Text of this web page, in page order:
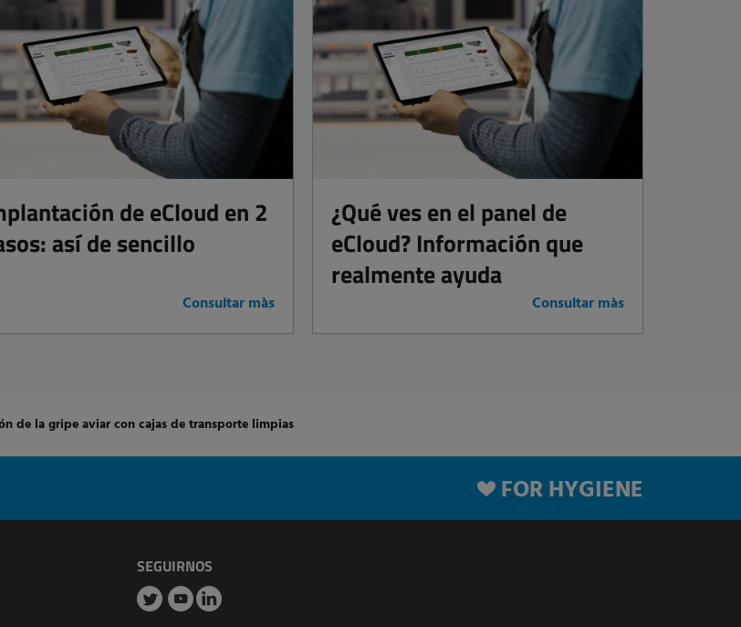
de eCloud en 2
así de sencillo
Consultar màs
¿Qué ves en el panel de
eCloud? Información que
realmente ayuda
Consultar màs
de la gripe aviar con cajas de transporte limpias
FOR HYGIENE
SEGUIRNOS